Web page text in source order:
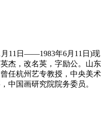
11日——1983年6月11日)现
杰，改名英，字励公。山东
任杭州艺专教授，中央美术
中国画研究院院务委员。